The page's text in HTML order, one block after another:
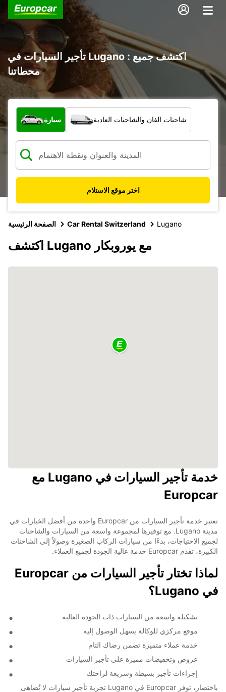
تأجير السيارات في Lugano : اكتشف جميع
محطاتنا
ما نوع المركبة؟
سيارة شاحنات الفان والشاحنات العادية
اختر موقع الاستلام
الصفحة الرئيسية Car Rental Switzerland Lugano
اكتشف Lugano مع يوروبكار
خدمة تأجير السيارات في Lugano مع
Europcar
تعتبر خدمة تأجير السيارات من Europcar واحدة من أفضل الخيارات في
مدينة Lugano. مع توفيرها لمجموعة واسعة من السيارات والشاحنات
لجميع الاحتياجات، بدءًا من سيارات الركاب الصغيرة وصولاً إلى الشاحنات
الكبيرة، تقدم Europcar خدمة عالية الجودة لجميع العملاء.
لماذا تختار تأجير السيارات من Europcar
في Lugano؟
تشكيلة واسعة من السيارات ذات الجودة العالية
موقع مركزي للوكالة يسهل الوصول إليه
خدمة عملاء متميزة تضمن رضاك التام
عروض وتخفيضات مميزة على تأجير السيارات
إجراءات تأجير بسيطة وسريعة لراحتك
باختصار، توفر Europcar في Lugano تجربة تأجير سيارات لا تُضاهى